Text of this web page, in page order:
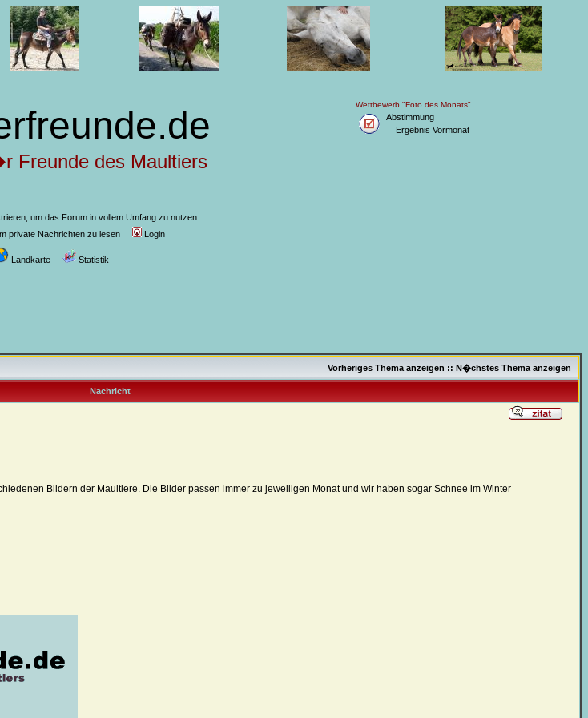
Freunde des Maultiers
Wettbewerb "Foto des Monats"
Abstimmung
Ergebnis Vormonat
um das Forum in vollem Umfang zu nutzen
private Nachrichten zu lesen
Login
Landkarte Statistik
Vorheriges Thema anzeigen :: N�chstes Thema anzeigen
Nachricht
Bildern der Maultiere. Die Bilder passen immer zu jeweiligen Monat und wir haben sogar Schnee im Winter